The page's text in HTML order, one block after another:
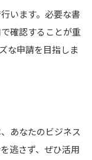
います。必要な書
確認することが重
な申請を目指しま
あなたのビジネス
逃さず、ぜひ活用